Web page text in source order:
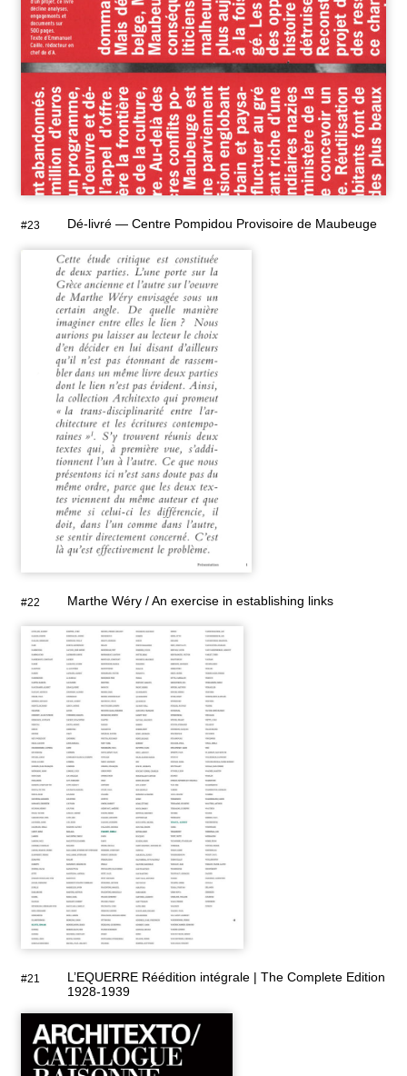
#23 Dé-livré — Centre Pompidou Provisoire de Maubeuge
#22 Marthe Wéry / An exercise in establishing links
#21
L’EQUERRE Réédition intégrale | The Complete Edition
1928-1939